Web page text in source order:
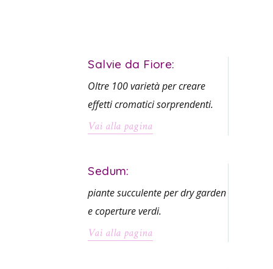
Salvie da Fiore:
Oltre 100 varietà per creare
effetti cromatici sorprendenti.
Vai alla pagina
Sedum:
piante succulente per dry garden
e coperture verdi.
Vai alla pagina